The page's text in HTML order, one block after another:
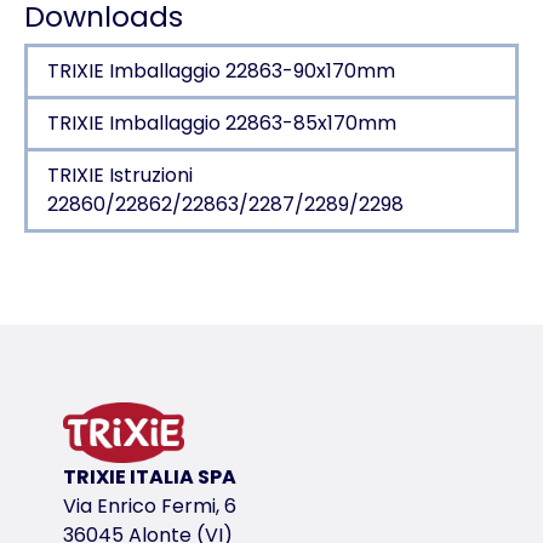
Downloads
TRIXIE Imballaggio 22863-90x170mm
TRIXIE Imballaggio 22863-85x170mm
TRIXIE Istruzioni
22860/22862/22863/2287/2289/2298
in plastica/PVC/metallo
variante di prodotto
variante di prodotto: numero unico del
TRIXIE ITALIA SPA
Via Enrico Fermi, 6
36045 Alonte (VI)